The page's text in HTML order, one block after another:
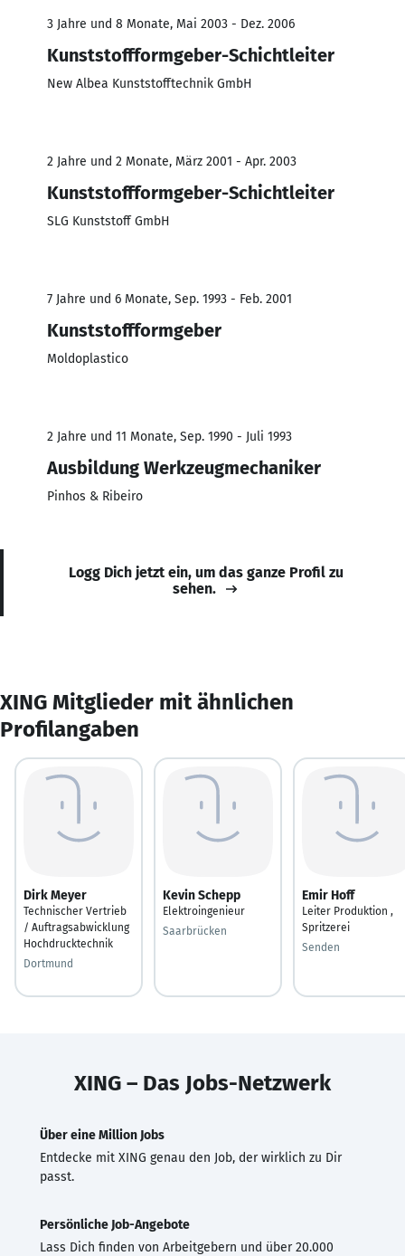
3 Jahre und 8 Monate, Mai 2003 - Dez. 2006
Kunststoffformgeber-Schichtleiter
New Albea Kunststofftechnik GmbH
2 Jahre und 2 Monate, März 2001 - Apr. 2003
Kunststoffformgeber-Schichtleiter
SLG Kunststoff GmbH
7 Jahre und 6 Monate, Sep. 1993 - Feb. 2001
Kunststoffformgeber
Moldoplastico
2 Jahre und 11 Monate, Sep. 1990 - Juli 1993
Ausbildung Werkzeugmechaniker
Pinhos & Ribeiro
Logg Dich jetzt ein, um das ganze Profil zu
sehen.
XING Mitglieder mit ähnlichen
Profilangaben
Dirk Meyer
Technischer Vertrieb
/ Auftragsabwicklung
Hochdrucktechnik
Dortmund
Kevin Schepp
Elektroingenieur
Saarbrücken
Emir Hoff
Leiter Produktion ,
Spritzerei
Senden
XING – Das Jobs-Netzwerk
Über eine Million Jobs
Entdecke mit XING genau den Job, der wirklich zu Dir
passt.
Persönliche Job-Angebote
Lass Dich finden von Arbeitgebern und über 20.000